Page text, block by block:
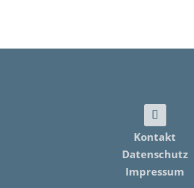
Kontakt
Datenschutz
Impressum